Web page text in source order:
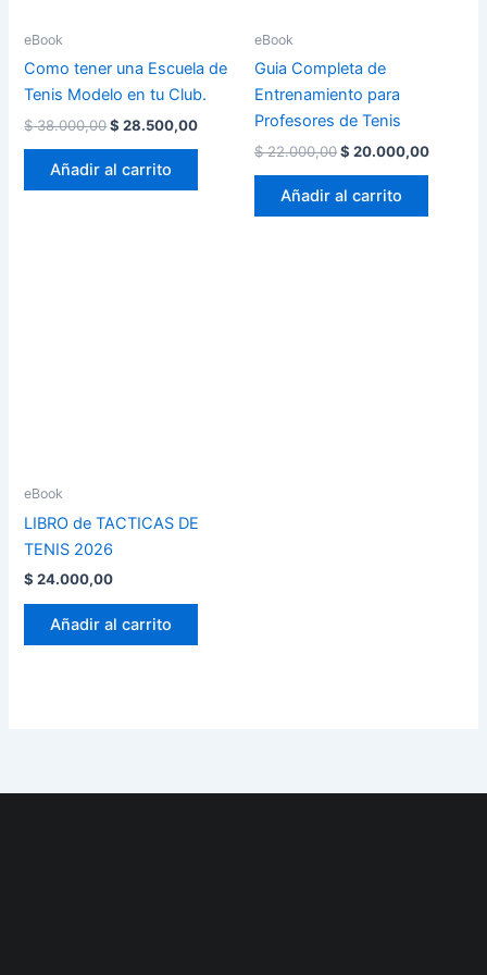
eBook
Como tener una Escuela de
Tenis Modelo en tu Club.
$38.000,00$ 28.500,00
Añadir al carrito
eBook
Guia Completa de
Entrenamiento para
Profesores de Tenis
$22.000,00$ 20.000,00
Añadir al carrito
eBook
LIBRO de TACTICAS DE
TENIS 2026
$ 24.000,00
Añadir al carrito